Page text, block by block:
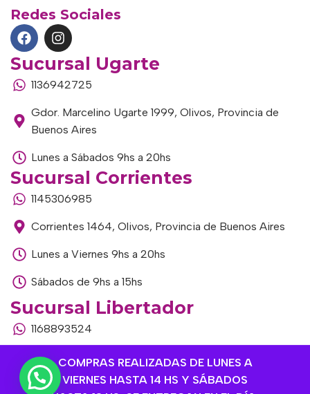
COMPRAS REALIZADAS DE LUNES A
VIERNES HASTA 14 HS Y SÁBADOS
Redes Sociales
Sucursal Ugarte
1136942725
Gdor. Marcelino Ugarte 1999, Olivos, Provincia de
Buenos Aires
Lunes a Sábados 9hs a 20hs
Sucursal Corrientes
1145306985
Corrientes 1464, Olivos, Provincia de Buenos Aires
Lunes a Viernes 9hs a 20hs
Sábados de 9hs a 15hs
Sucursal Libertador
1168893524
Av. del Libertador 1915, Vte. López, Provincia de
Buenos Aires